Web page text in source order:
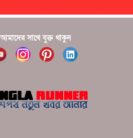
আমাদের সাথে যুক্ত থাকুন